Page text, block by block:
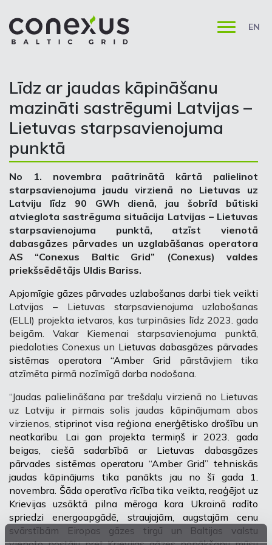
EN
Līdz ar jaudas kāpināšanu
mazināti sastrēgumi Latvijas –
Lietuvas starpsavienojuma
punktā
No 1. novembra paātrinātā kārtā palielinot
starpsavienojuma jaudu virzienā no Lietuvas uz
Latviju līdz 90 GWh dienā, jau šobrīd būtiski
atvieglota sastrēguma situācija Latvijas – Lietuvas
starpsavienojuma punktā, atzīst vienotā
dabasgāzes pārvades un uzglabāšanas operatora
AS “Conexus Baltic Grid” (Conexus) valdes
priekšsēdētājs Uldis Bariss.
Apjomīgie gāzes pārvades uzlabošanas darbi tiek veikti
Latvijas – Lietuvas starpsavienojuma uzlabošanas
(ELLI) projekta ietvaros, kas turpināsies līdz 2023. gada
beigām. Vakar Kiemenai starpsavienojuma punktā,
piedaloties Conexus un Lietuvas dabasgāzes pārvades
sistēmas operatora “Amber Grid pārstāvjiem tika
atzīmēta pirmā nozīmīgā darba nodošana.
“Jaudas palielināšana par trešdaļu virzienā no Lietuvas
uz Latviju ir pirmais solis jaudas kāpinājumam abos
virzienos, stiprinot visa reģiona enerģētisko drošību un
neatkarību. Lai gan projekta termiņš ir 2023. gada
beigas, ciešā sadarbībā ar Lietuvas dabasgāzes
pārvades sistēmas operatoru “Amber Grid” tehniskās
jaudas kāpinājums tika panākts jau no šī gada 1.
novembra. Šāda operatīva rīcība tika veikta, reaģējot uz
Krievijas uzsāktā pilna mēroga kara Ukrainā radīto
spriedzi energoapgādē, straujajām, augstajām cenu
svārstībām Eiropas gāzes tirgū un Baltijas valstu